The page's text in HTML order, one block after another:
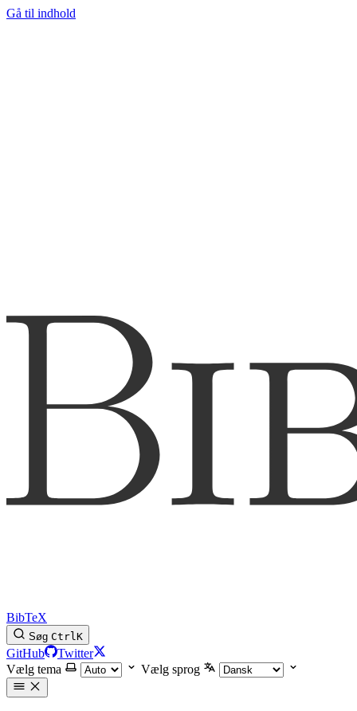
Gå til indhold
BibTeX
Søg CtrlK
GitHub
Twitter
Vælg tema
Vælg sprog